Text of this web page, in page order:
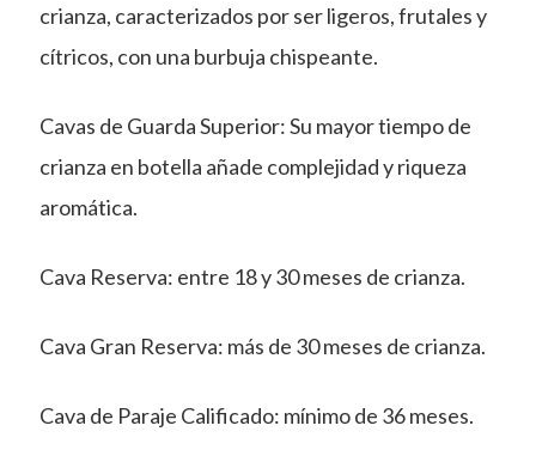
crianza, caracterizados por ser ligeros, frutales y
cítricos, con una burbuja chispeante.
Cavas de Guarda Superior: Su mayor tiempo de
crianza en botella añade complejidad y riqueza
aromática.
Cava Reserva: entre 18 y 30 meses de crianza.
Cava Gran Reserva: más de 30 meses de crianza.
Cava de Paraje Calificado: mínimo de 36 meses.